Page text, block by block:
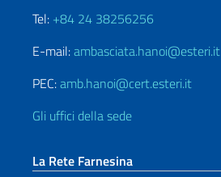
Tel: +84 24 38256256
E-mail:ambasciata.hanoi@esteri.it
PEC:amb.hanoi@cert.esteri.it
Gli uffici della sede
La Rete Farnesina